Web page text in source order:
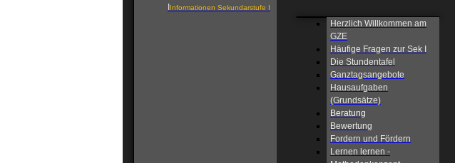
Informationen Sekundarstufe I
Herzlich Willkommen am
GZE
Häufige Fragen zur Sek I
Die Stundentafel
Ganztagsangebote
Hausaufgaben
(Grundsätze)
Beratung
Bewertung
Fordern und Fördern
Lernen lernen -